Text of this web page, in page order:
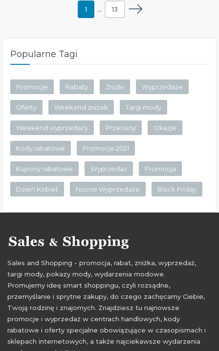
1 … 13
Popularne Tagi
Promocje Rabaty Zniżki Wyprzedaże
Oferty Weekend zniżek Targi mody
Weekend wyprzedaży Przeceny Okazje
Kody rabatowe Promocje 2021
Kupony rabatowe Wyprzedaż Promocja
Dzień Kobiet Nocne Wyprzedaże Black Friday
Sales and Shopping - promocja, rabat, zniżka, wyprzedaż,
targi mody, pokazy mody, wydarzenia modowe.
Promujemy ideę smart shoppingu, czyli rozsądne,
przemyślanie i sprytne zakupy, do czego zachęcamy Ciebie,
Twoją rodzinę i znajomych. Znajdziesz tu najnowsze
promocje i wyprzedaż w centrach handlowych, kody
rabatowe i oferty specjalne obowiązujące w czasopismach i
sklepach internetowych, a także najciekawsze wydarzenia